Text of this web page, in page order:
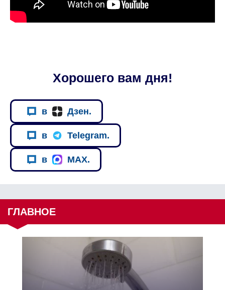
Хорошего вам дня!
в Дзен.
в Telegram.
в MAX.
ГЛАВНОЕ